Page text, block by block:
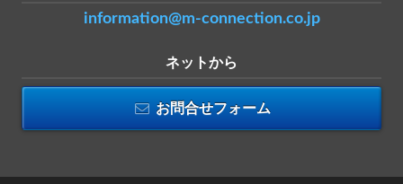
information@m-connection.co.jp
ネットから
お問合せフォーム